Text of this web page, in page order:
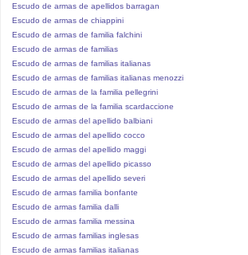
Escudo de armas de apellidos barragan
Escudo de armas de chiappini
Escudo de armas de familia falchini
Escudo de armas de familias
Escudo de armas de familias italianas
Escudo de armas de familias italianas menozzi
Escudo de armas de la familia pellegrini
Escudo de armas de la familia scardaccione
Escudo de armas del apellido balbiani
Escudo de armas del apellido cocco
Escudo de armas del apellido maggi
Escudo de armas del apellido picasso
Escudo de armas del apellido severi
Escudo de armas familia bonfante
Escudo de armas familia dalli
Escudo de armas familia messina
Escudo de armas familias inglesas
Escudo de armas familias italianas